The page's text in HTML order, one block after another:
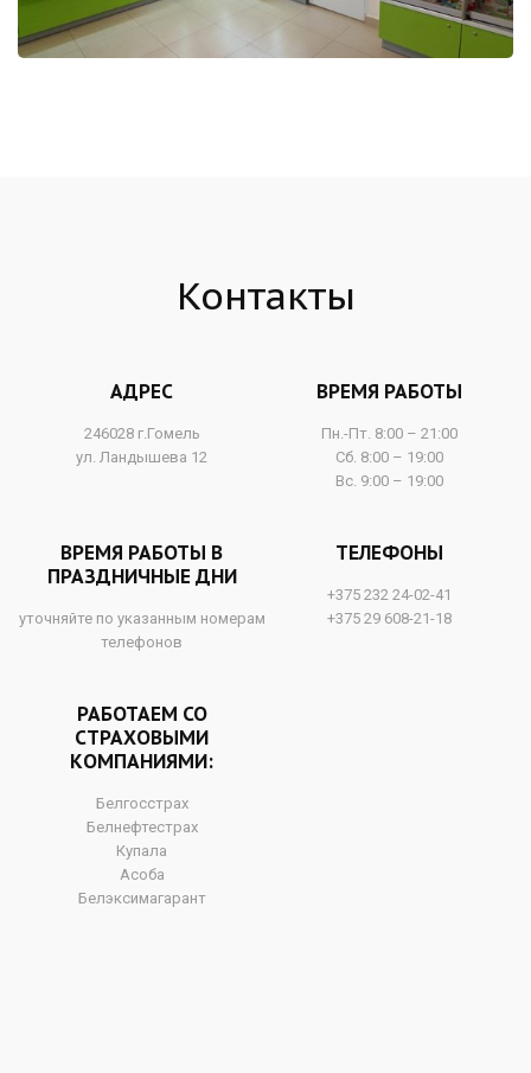
Контакты
АДРЕС
246028 г.Гомель
ул. Ландышева 12
ВРЕМЯ РАБОТЫ
Пн.-Пт. 8:00 – 21:00
Сб. 8:00 – 19:00
Вс. 9:00 – 19:00
ВРЕМЯ РАБОТЫ В
ПРАЗДНИЧНЫЕ ДНИ
уточняйте по указанным номерам
телефонов
ТЕЛЕФОНЫ
+375 232 24-02-41
+375 29 608-21-18
РАБОТАЕМ СО
СТРАХОВЫМИ
КОМПАНИЯМИ:
Белгосстрах
Белнефтестрах
Купала
Асоба
Белэксимагарант